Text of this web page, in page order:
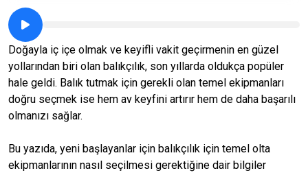
Doğayla iç içe olmak ve keyifli vakit geçirmenin en güzel
yollarından biri olan balıkçılık, son yıllarda oldukça popüler
hale geldi. Balık tutmak için gerekli olan temel ekipmanları
doğru seçmek ise hem av keyfini artırır hem de daha başarılı
olmanızı sağlar.
Bu yazıda, yeni başlayanlar için balıkçılık için temel olta
ekipmanlarının nasıl seçilmesi gerektiğine dair bilgiler